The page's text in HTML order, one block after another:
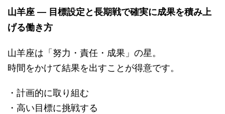
山羊座 ― 目標設定と長期戦で確実に成果を積み上
げる働き方
山羊座は「努力・責任・成果」の星。
時間をかけて結果を出すことが得意です。
・計画的に取り組む
・高い目標に挑戦する